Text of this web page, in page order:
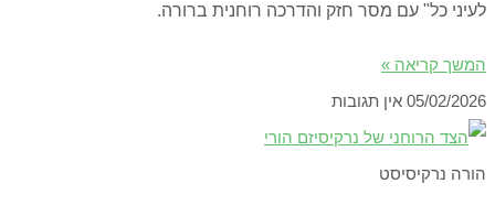
לעיני כל" עם מסר חזק והדרכה רוחנית ברורה.
המשך קריאה »
05/02/2026 אין תגובות
הורה נרקיסיסט